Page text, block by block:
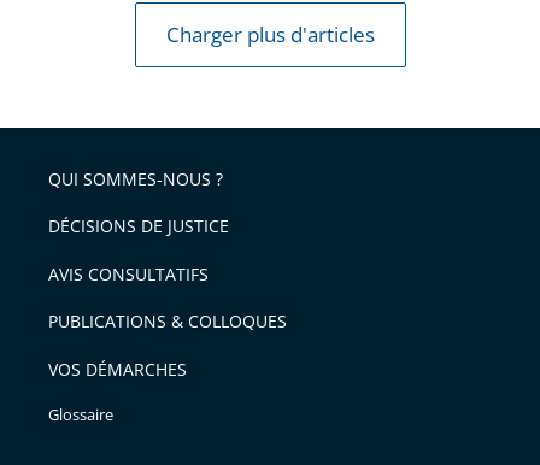
Charger plus d'articles
QUI SOMMES-NOUS ?
DÉCISIONS DE JUSTICE
AVIS CONSULTATIFS
PUBLICATIONS & COLLOQUES
VOS DÉMARCHES
Glossaire